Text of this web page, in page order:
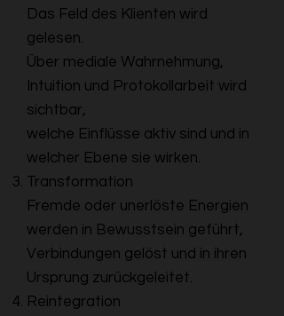
Das Feld des Klienten wird
gelesen.
Über mediale Wahrnehmung,
Intuition und Protokollarbeit wird
sichtbar,
welche Einflüsse aktiv sind und in
welcher Ebene sie wirken.
Transformation
Fremde oder unerlöste Energien
werden in Bewusstsein geführt,
Verbindungen gelöst und in ihren
Ursprung zurückgeleitet.
Reintegration